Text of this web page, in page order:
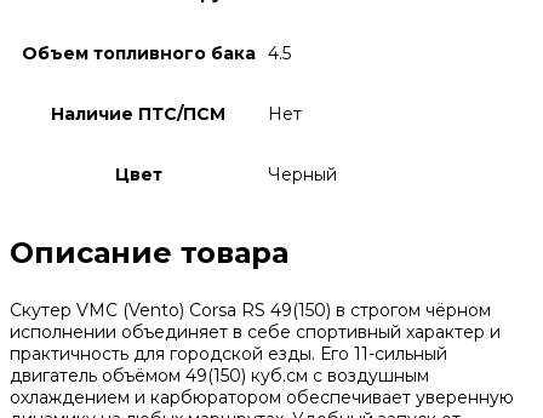
Объем топливного бака 4.5
Наличие ПТС/ПСМ Нет
Цвет Черный
Описание товара
Скутер VMC (Vento) Corsa RS 49(150) в строгом чёрном
исполнении объединяет в себе спортивный характер и
практичность для городской езды. Его 11-сильный
двигатель объёмом 49(150) куб.см с воздушным
охлаждением и карбюратором обеспечивает уверенную